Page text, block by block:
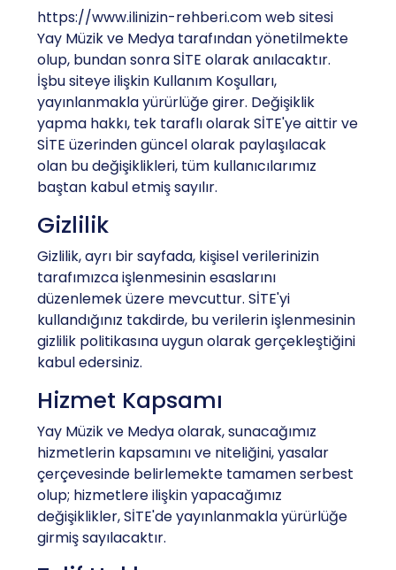
https://www.ilinizin-rehberi.com web sitesi
Yay Müzik ve Medya tarafından yönetilmekte
olup, bundan sonra SİTE olarak anılacaktır.
İşbu siteye ilişkin Kullanım Koşulları,
yayınlanmakla yürürlüğe girer. Değişiklik
yapma hakkı, tek taraflı olarak SİTE'ye aittir ve
SİTE üzerinden güncel olarak paylaşılacak
olan bu değişiklikleri, tüm kullanıcılarımız
baştan kabul etmiş sayılır.
Gizlilik
Gizlilik, ayrı bir sayfada, kişisel verilerinizin
tarafımızca işlenmesinin esaslarını
düzenlemek üzere mevcuttur. SİTE'yi
kullandığınız takdirde, bu verilerin işlenmesinin
gizlilik politikasına uygun olarak gerçekleştiğini
kabul edersiniz.
Hizmet Kapsamı
Yay Müzik ve Medya olarak, sunacağımız
hizmetlerin kapsamını ve niteliğini, yasalar
çerçevesinde belirlemekte tamamen serbest
olup; hizmetlere ilişkin yapacağımız
değişiklikler, SİTE'de yayınlanmakla yürürlüğe
girmiş sayılacaktır.